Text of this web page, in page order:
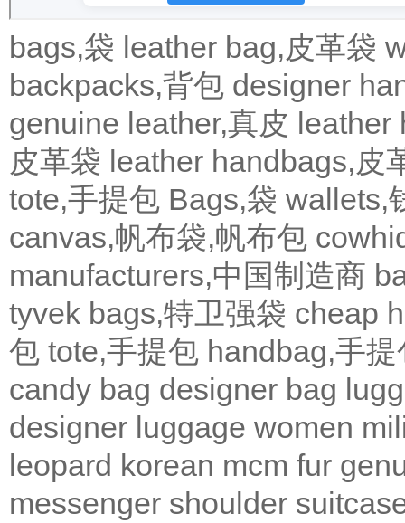
bags,袋 leather bag,皮革袋
backpacks,背包 designer
genuine leather,真皮 leather
皮革袋 leather handbags,皮
tote,手提包 Bags,袋 wallets,
canvas,帆布袋,帆布包
manufacturers,中国制造商
tyvek bags,特卫强袋 cheap
包 tote,手提包 handbag,手提
candy bag designer bag
designer luggage women
leopard korean mcm fur
messenger shoulder